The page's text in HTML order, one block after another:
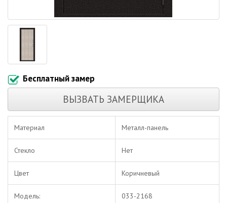
Бесплатный замер
ВЫЗВАТЬ ЗАМЕРЩИКА
Материал Металл-панель
Стекло Нет
Цвет Коричневый
Модель: 033-2168